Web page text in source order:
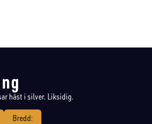
häst i silver. Liksidig.
Bredd: